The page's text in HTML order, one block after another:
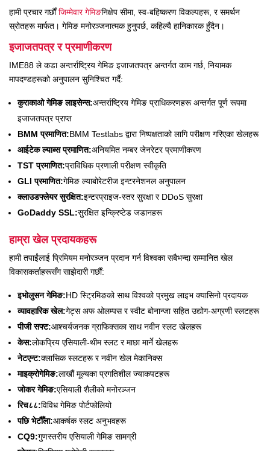
हामी प्रचार गर्छौं जिम्मेवार गेमिङनिक्षेप सीमा, स्व-बहिष्करण विकल्पहरू, र समर्थन
स्रोतहरू मार्फत। गेमिङ मनोरञ्जनात्मक हुनुपर्छ, कहिल्यै हानिकारक हुँदैन।
इजाजतपत्र र प्रमाणीकरण
IME88 ले कडा अन्तर्राष्ट्रिय गेमिङ इजाजतपत्र अन्तर्गत काम गर्छ, नियामक
मापदण्डहरूको अनुपालन सुनिश्चित गर्दै:
कुराकाओ गेमिङ लाइसेन्स:अन्तर्राष्ट्रिय गेमिङ प्राधिकरणहरू अन्तर्गत पूर्ण रूपमा
इजाजतपत्र प्राप्त
BMM प्रमाणित:BMM Testlabs द्वारा निष्पक्षताको लागि परीक्षण गरिएका खेलहरू
आईटेक ल्याब्स प्रमाणित:अनियमित नम्बर जेनरेटर प्रमाणीकरण
TST प्रमाणित:प्राविधिक प्रणाली परीक्षण स्वीकृति
GLI प्रमाणित:गेमिङ ल्याबोरेटरीज इन्टरनेशनल अनुपालन
क्लाउडफ्लेयर सुरक्षित:इन्टरप्राइज-स्तर सुरक्षा र DDoS सुरक्षा
GoDaddy SSL:सुरक्षित इन्क्रिप्टेड जडानहरू
हाम्रा खेल प्रदायकहरू
हामी तपाईंलाई प्रिमियम मनोरञ्जन प्रदान गर्न विश्वका सबैभन्दा सम्मानित खेल
विकासकर्ताहरूसँग साझेदारी गर्छौं:
इभोलुसन गेमिङ:HD स्ट्रिमिङको साथ विश्वको प्रमुख लाइभ क्यासिनो प्रदायक
व्यावहारिक खेल:गेट्स अफ ओलम्पस र स्वीट बोनान्जा सहित उद्योग-अग्रणी स्लटहरू
पीजी सफ्ट:आश्चर्यजनक ग्राफिक्सका साथ नवीन स्लट खेलहरू
केस:लोकप्रिय एसियाली-थीम स्लट र माछा मार्ने खेलहरू
नेटएन्ट:क्लासिक स्लटहरू र नवीन खेल मेकानिक्स
माइक्रोगेमिङ:लाखौं मूल्यका प्रगतिशील ज्याकपटहरू
जोकर गेमिङ:एसियाली शैलीको मनोरञ्जन
रिच८८:विविध गेमिङ पोर्टफोलियो
पछि भेटौँला:आकर्षक स्लट अनुभवहरू
CQ9:गुणस्तरीय एसियाली गेमिङ सामग्री